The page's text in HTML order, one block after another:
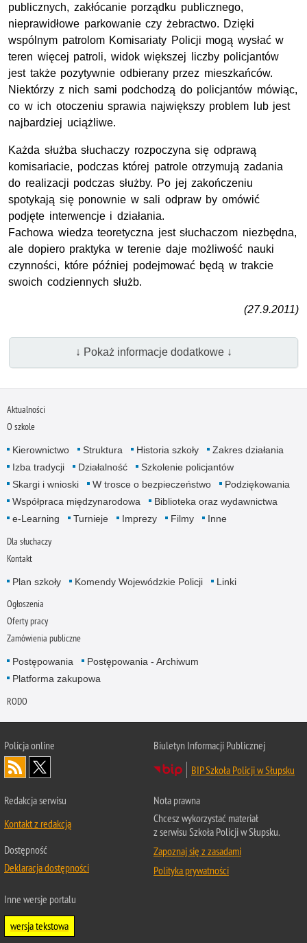
publicznych, zakłócanie porządku publicznego,
nieprawidłowe parkowanie czy żebractwo. Dzięki
wspólnym patrolom Komisariaty Policji mogą wysłać w
teren więcej patroli, widok większej liczby policjantów
jest także pozytywnie odbierany przez mieszkańców.
Niektórzy z nich sami podchodzą do policjantów mówiąc,
co w ich otoczeniu sprawia największy problem lub jest
najbardziej uciążliwe.
Każda służba słuchaczy rozpoczyna się odprawą
komisariacie, podczas której patrole otrzymują zadania
do realizacji podczas służby. Po jej zakończeniu
spotykają się ponownie w sali odpraw by omówić
podjęte interwencje i działania.
Fachowa wiedza teoretyczna jest słuchaczom niezbędna,
ale dopiero praktyka w terenie daje możliwość nauki
czynności, które później podejmować będą w trakcie
swoich codziennych służb.
(27.9.2011)
↓ Pokaż informacje dodatkowe ↓
Aktualności
O szkole
Kierownictwo Struktura Historia szkoły
Zakres działania
Izba tradycji
Działalność
Szkolenie policjantów
Skargi i wnioski
W trosce o bezpieczeństwo
Podziękowania
Współpraca międzynarodowa
Biblioteka oraz wydawnictwa
e-Learning
Turnieje Imprezy Filmy Inne
Dla słuchaczy
Kontakt
Plan szkoły Komendy Wojewódzkie Policji Linki
Ogłoszenia
Oferty pracy
Zamówienia publiczne
Postępowania
Postępowania - Archiwum
Platforma zakupowa
RODO
Policja online
Biuletyn Informacji Publicznej
BIP Szkoła Policji w Słupsku
Redakcja serwisu
Kontakt z redakcją
Dostępność
Deklaracja dostępności
Nota prawna
Chcesz wykorzystać materiał
z serwisu Szkoła Policji w Słupsku.
Zapoznaj się z zasadami
Polityka prywatności
Inne wersje portalu
wersja tekstowa